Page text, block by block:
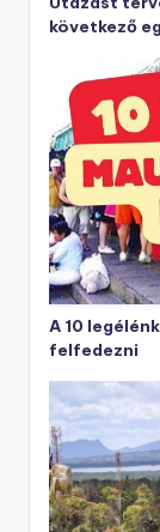
következő
A 10
felfedezni